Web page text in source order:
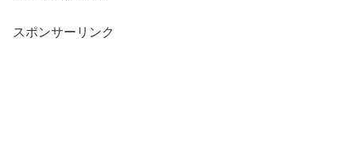
スポンサーリンク